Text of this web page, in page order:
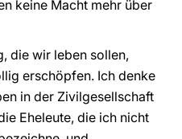
keine Macht mehr über
die wir leben sollen,
erschöpfen. Ich denke
in der Zivilgesellschaft
Eheleute, die ich nicht